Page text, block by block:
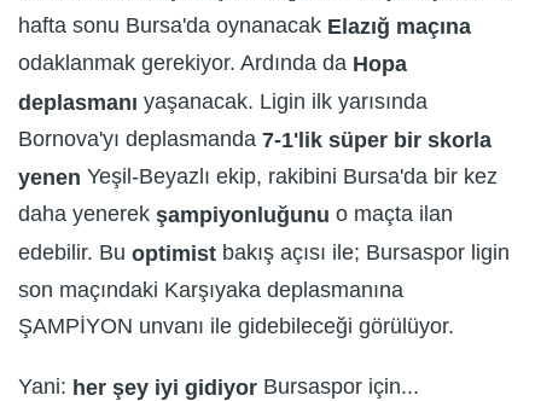
hafta sonu Bursa'da oynanacak Elazığ maçına
odaklanmak gerekiyor. Ardında da Hopa
deplasmanı yaşanacak. Ligin ilk yarısında
Bornova'yı deplasmanda 7-1'lik süper bir skorla
yenen Yeşil-Beyazlı ekip, rakibini Bursa'da bir kez
daha yenerek şampiyonluğunu o maçta ilan
edebilir. Bu optimist bakış açısı ile; Bursaspor ligin
son maçındaki Karşıyaka deplasmanına
ŞAMPİYON unvanı ile gidebileceği görülüyor.
Yani: her şey iyi gidiyor Bursaspor için...